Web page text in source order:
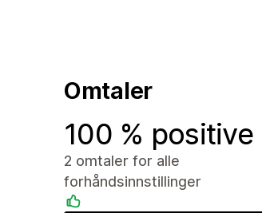
Omtaler
100 % positive
2 omtaler for alle
forhåndsinnstillinger